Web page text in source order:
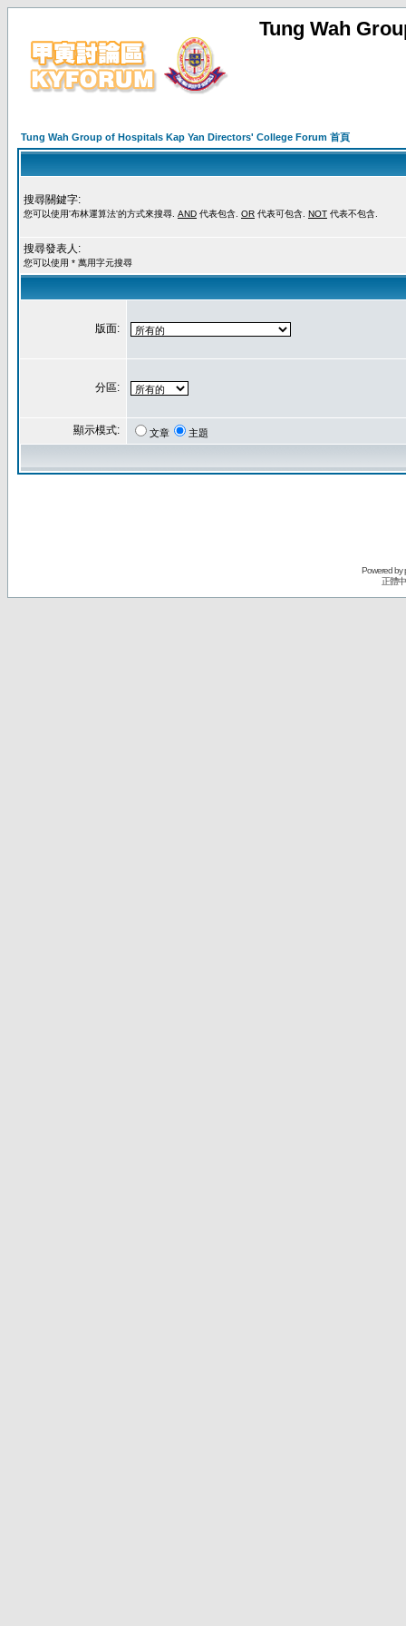
Tung Wah
Tung Wah Group of Hospitals Kap Yan Directors' College Forum 首頁
搜尋關鍵字:
您可以使用'布林運算法'的方式來搜尋. AND 代表包含. OR 代表可包含. NOT 代表不包含.
搜尋發表人:
您可以使用 * 萬用字元搜尋
版面:
分區:
顯示模式: 文章 主題
Powered by
正體